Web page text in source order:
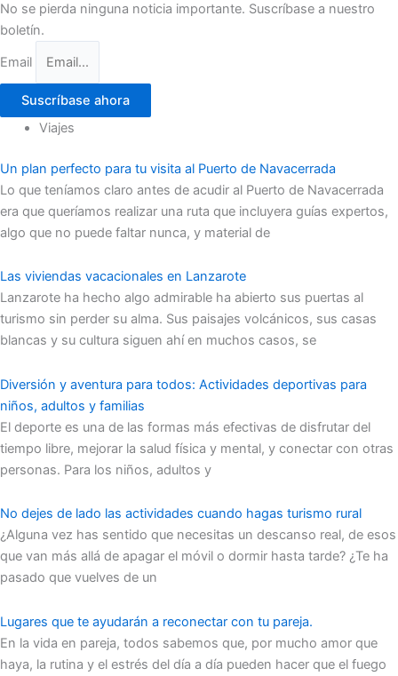
No se pierda ninguna noticia importante. Suscríbase a nuestro
boletín.
Email
Suscríbase ahora
Viajes
Un plan perfecto para tu visita al Puerto de Navacerrada
Lo que teníamos claro antes de acudir al Puerto de Navacerrada
era que queríamos realizar una ruta que incluyera guías expertos,
algo que no puede faltar nunca, y material de
Las viviendas vacacionales en Lanzarote
Lanzarote ha hecho algo admirable ha abierto sus puertas al
turismo sin perder su alma. Sus paisajes volcánicos, sus casas
blancas y su cultura siguen ahí en muchos casos, se
Diversión y aventura para todos: Actividades deportivas para
niños, adultos y familias
El deporte es una de las formas más efectivas de disfrutar del
tiempo libre, mejorar la salud física y mental, y conectar con otras
personas. Para los niños, adultos y
No dejes de lado las actividades cuando hagas turismo rural
¿Alguna vez has sentido que necesitas un descanso real, de esos
que van más allá de apagar el móvil o dormir hasta tarde? ¿Te ha
pasado que vuelves de un
Lugares que te ayudarán a reconectar con tu pareja.
En la vida en pareja, todos sabemos que, por mucho amor que
haya, la rutina y el estrés del día a día pueden hacer que el fuego